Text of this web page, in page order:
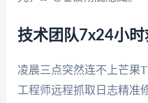
技术团队7x24小时
凌晨三点突然连不上芒果
工程师远程抓取日志精准